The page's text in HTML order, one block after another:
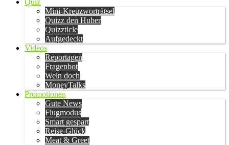
Quiz
Mini-Kreuzworträtsel
Quizz den Huber
Quizzticle
Aufgedeckt
Videos
Reportagen
Fragenbot
Wein doch
MoneyTalks
Promotionen
Gute News
Flugmodus
Smart gespart
Reise-Glück
Meat & Greet